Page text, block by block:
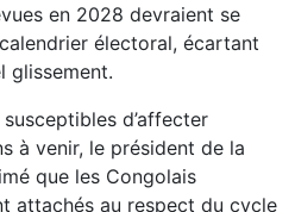
en 2028 devraient se
électoral, écartant
glissement.
d’affecter
à venir, le président de la
que les Congolais
attachés au respect du cycle